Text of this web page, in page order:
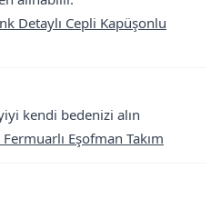
Detaylı Cepli Kapüşonlu
kendi bedenizi alın
Eşofman Takım